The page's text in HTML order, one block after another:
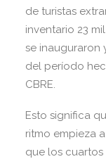
de turistas
inventario 23
se inauguraron
del período
CBRE.
Esto significa
ritmo empieza
que los cuartos